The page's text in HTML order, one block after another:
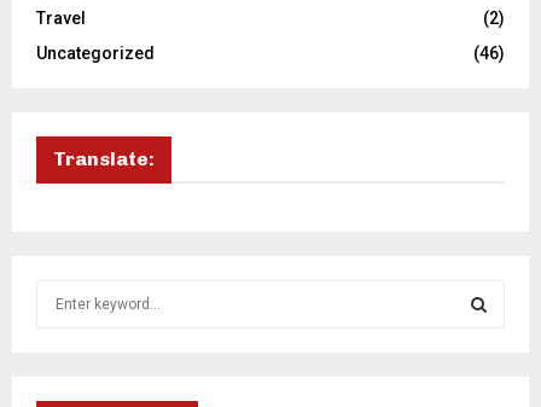
Travel
(2)
Uncategorized
(46)
Translate: